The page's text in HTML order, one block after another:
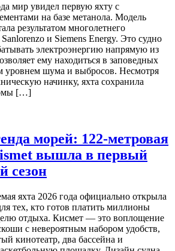
мир увидел первую яхту с
на базе метанола. Модель
результатом многолетнего
Sanlorenzo и Siemens Energy. Это судно
электроэнергию напрямую из
ему находиться в заповедных
уровнем шума и выбросов. Несмотря
начинку, яхта сохранила
[…]
морей: 122-метровая
вышла в первый
сезон
яхта 2026 года официально открыла
тех, кто готов платить миллионы
отдыха. Кисмет — это воплощение
с невероятным набором удобств,
кинотеатр, два бассейна и